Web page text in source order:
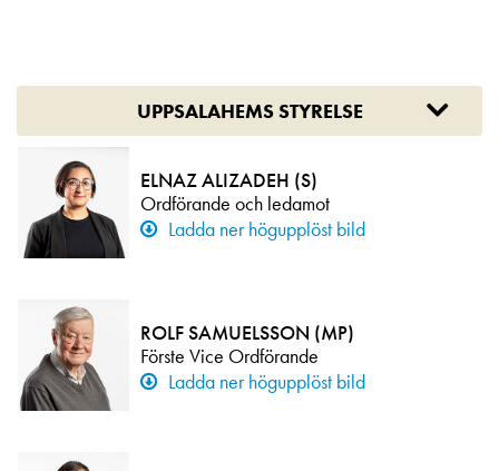
UPPSALAHEMS STYRELSE
ELNAZ ALIZADEH (S)
Ordförande och ledamot
Ladda ner högupplöst bild
ROLF SAMUELSSON (MP)
Förste Vice Ordförande
Ladda ner högupplöst bild